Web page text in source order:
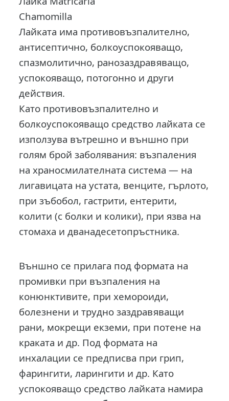
Chamomilla
Лайката има противовъзпалително,
антисептично, болкоуспокояващо,
спазмолитично, ранозаздравяващо,
успокояващо, потогонно и други
действия.
Като противовъзпалително и
болкоуспокояващо средство лайката се
използува вътрешно и външно при
голям брой заболявания: възпаления
на храносмилателната система — на
лигавицата на устата, венците, гърлото,
при зъбобол, гастрити, ентерити,
колити (с болки и колики), при язва на
стомаха и дванадесетопръстника.
Външно се прилага под формата на
промивки при възпа­ления на
конюнктивите, при хемороиди,
болезнени и трудно заздравяващи
рани, мокрещи екземи, при потене на
краката и др. Под формата на
инхалации се пред­писва при грип,
фарингити, ларингити и др. Като
успокояващо средство лайката намира